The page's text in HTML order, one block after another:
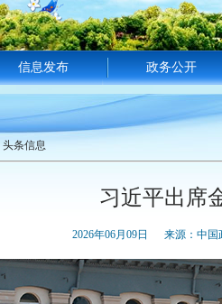
信息发布 政务公开
头条信息
习近平出席
2026年06月09日 来源：中国